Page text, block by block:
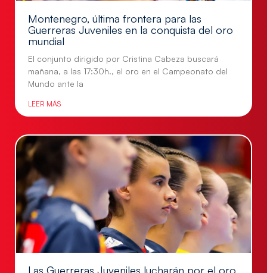
Montenegro, última frontera para las
Guerreras Juveniles en la conquista del oro
mundial
El conjunto dirigido por Cristina Cabeza buscará
mañana, a las 17:30h., el oro en el Campeonato del
Mundo ante la
LEER MÁS
Las Guerreras Juveniles lucharán por el oro